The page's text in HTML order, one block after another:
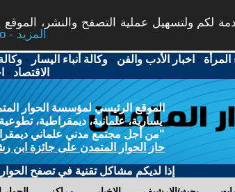
لكم ولتسهيل عملية التصفح والنشر،
More info - المزيد
المرأة - اخبار الأدب والفن -وكالة أنباء اليسار -
الاقتصاد -
الموقع الرئيسي لمؤسسة الحوار
يسارية، علمانية، ديمقراطية،
"من أجل مجتمع مدني علماني
حاز الحوار المتمدن على جائزة ابن
إذا لديكم مشاكل تقنية في تصفح